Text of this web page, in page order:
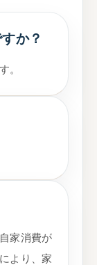
か？
。
家消費が
より、家